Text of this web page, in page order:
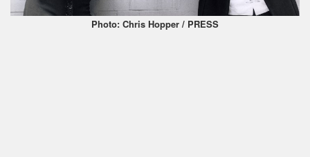
Photo: Chris Hopper / PRESS